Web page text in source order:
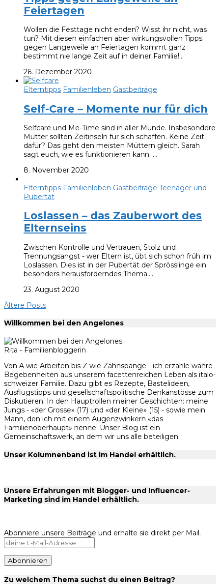
Feiertagen
Wollen die Festtage nicht enden? Wisst ihr nicht, was
tun? Mit diesen einfachen aber wirkungsvollen Tipps
gegen Langeweile an Feiertagen kommt ganz
bestimmt nie lange Zeit auf in deiner Familie!…
26. Dezember 2020
Elterntipps Familienleben Gastbeiträge
Self-Care – Momente nur für dich
Selfcare und Me-Time sind in aller Munde. Insbesondere
Mütter sollten Zeitinseln für sich schaffen. Keine Zeit
dafür? Das geht den meisten Müttern gleich. Sarah
sagt euch, wie es funktionieren kann. …
8. November 2020
Elterntipps Familienleben Gastbeiträge Teenager und
Pubertät
Loslassen – das Zauberwort des
Elternseins
Zwischen Kontrolle und Vertrauen, Stolz und
Trennungsangst - wer Eltern ist, übt sich schon früh im
Loslassen. Dies ist in der Pubertät der Sprösslinge ein
besonders herausforderndes Thema.…
23. August 2020
Ältere Posts
Willkommen bei den Angelones
Rita - Familienbloggerin
Von A wie Arbeiten bis Z wie Zahnspange - ich erzähle wahre
Begebenheiten aus unserem facettenreichen Leben als italo-
schweizer Familie. Dazu gibt es Rezepte, Bastelideen,
Ausflugstipps und gesellschaftspolitische Denkanstösse zum
Diskutieren. In den Hauptrollen meiner Geschichten: meine
Jungs - «der Grosse» (17) und «der Kleine» (15) - sowie mein
Mann, den ich mit einem Augenzwinkern «das
Familienoberhaupt» nenne. Unser Blog ist ein
Gemeinschaftswerk, an dem wir uns alle beteiligen.
Unser Kolumnenband ist im Handel erhältlich.
Unsere Erfahrungen mit Blogger- und Influencer-
Marketing sind im Handel erhältlich.
Abonniere unsere Beiträge und erhalte sie direkt per Mail.
Zu welchem Thema suchst du einen Beitrag?